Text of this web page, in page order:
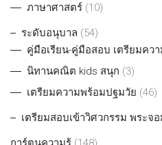
ภาษาศาสตร์ (10)
ระดับอนุบาล (54)
คู่มือเรียน-คู่มือสอบ เตรียมควา
นิทานคณิต kids สนุก (3)
เตรียมความพร้อมปฐมวัย (46)
เตรียมสอบเข้าวิศวกรรม พระจ